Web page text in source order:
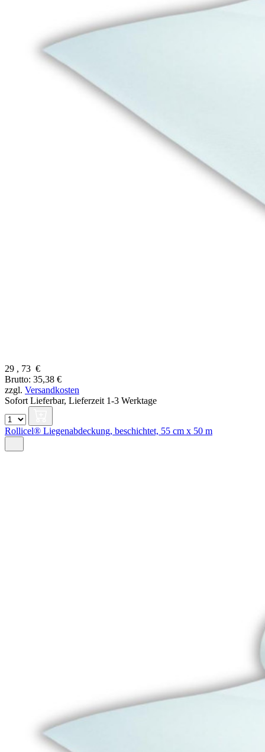
29 , 73 €
Brutto: 35,38 €
zzgl. Versandkosten
Sofort Lieferbar, Lieferzeit 1-3 Werktage
Rollicel® Liegenabdeckung, beschichtet, 55 cm x 50 m